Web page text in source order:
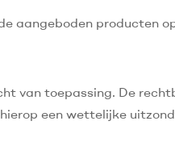
aangeboden producten
van toepassing. De
een wettelijke